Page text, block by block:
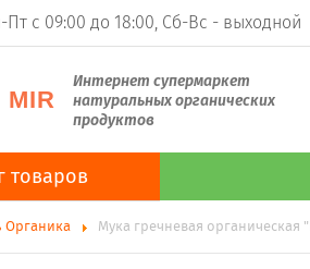
с 09:00 до 18:00, Сб-Вс - выходной
MIR
Интернет супермаркет
натуральных органических
продуктов
товаров
товаров
Органика Мука гречневая органическая